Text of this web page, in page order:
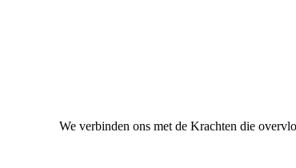
We verbinden ons met de Krachten die